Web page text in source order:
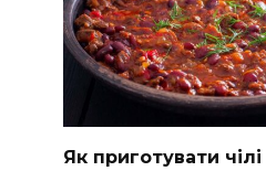
Як приготувати